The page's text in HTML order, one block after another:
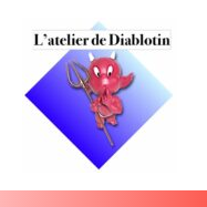
contenu